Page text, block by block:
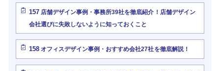
157 店舗デザイン事例・事務所39社を徹底紹介！店舗デザイン
会社選びに失敗しないように知っておくこと
158 オフィスデザイン事例・おすすめ会社27社を徹底解説！